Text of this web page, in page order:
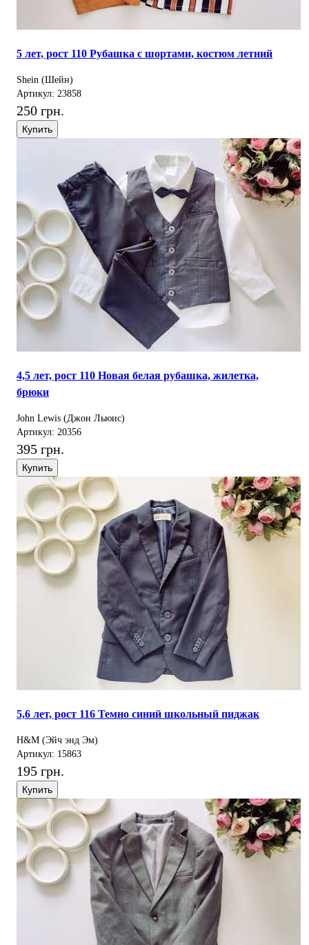
5 лет, рост 110 Рубашка с шортами, костюм летний
Shein (Шейн)
Артикул: 23858
250 грн.
Купить
4,5 лет, рост 110 Новая белая рубашка, жилетка,
брюки
John Lewis (Джон Льюис)
Артикул: 20356
395 грн.
Купить
5,6 лет, рост 116 Темно синий школьный пиджак
H&M (Эйч энд Эм)
Артикул: 15863
195 грн.
Купить